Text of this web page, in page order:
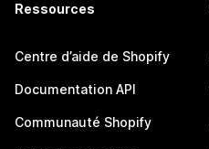
Ressources
Centre d’aide de Shopify
Documentation API
Communauté Shopify